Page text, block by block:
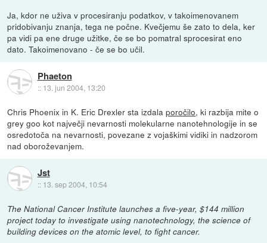
Ja, kdor ne uživa v procesiranju podatkov, v takoimenovanem
pridobivanju znanja, tega ne počne. Kvečjemu še zato to dela, ker
pa vidi pa ene druge užitke, če se bo pomatral sprocesirat eno
dato. Takoimenovano - če se bo učil.
Phaeton
:: 13. jun 2004, 13:20
Chris Phoenix in K. Eric Drexler sta izdalaporočilo, ki razbija mite o
grey goo kot največji nevarnosti molekularne nanotehnologije in se
osredotoča na nevarnosti, povezane z vojaškimi vidiki in nadzorom
nad oboroževanjem.
Jst
:: 13. sep 2004, 10:54
The National Cancer Institute launches a five-year, $144 million
project today to investigate using nanotechnology, the science of
building devices on the atomic level, to fight cancer.